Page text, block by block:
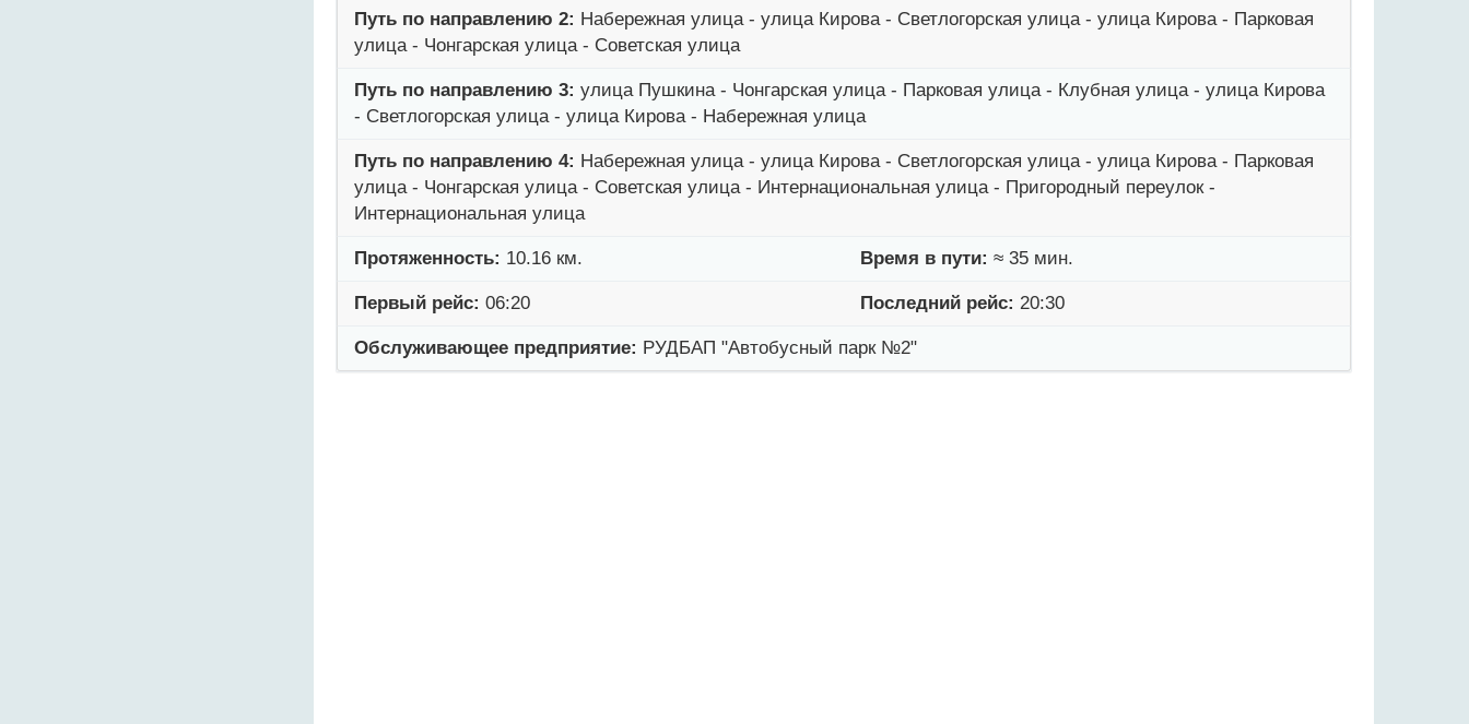
Путь по направлению 2: Набережная улица - улица Кирова - Светлогорская улица - улица Кирова - Парковая
улица - Чонгарская улица - Советская улица
Путь по направлению 3: улица Пушкина - Чонгарская улица - Парковая улица - Клубная улица - улица Кирова
- Светлогорская улица - улица Кирова - Набережная улица
Путь по направлению 4: Набережная улица - улица Кирова - Светлогорская улица - улица Кирова - Парковая
улица - Чонгарская улица - Советская улица - Интернациональная улица - Пригородный переулок -
Интернациональная улица
Протяженность: 10.16 км. Время в пути: ≈ 35 мин.
Первый рейс: 06:20 Последний рейс: 20:30
Обслуживающее предприятие: РУДБАП "Автобусный парк №2"